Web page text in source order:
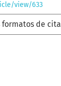
view/633
formatos de cita